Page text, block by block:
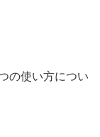
の使い方につい